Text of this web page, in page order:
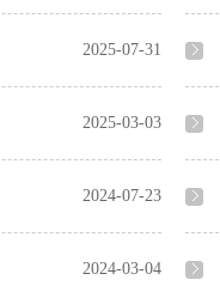
2025-07-31
2025-03-03
2024-07-23
2024-03-04